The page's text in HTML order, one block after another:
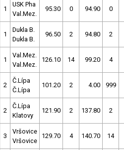
1
USK Pha
Val.Mez.
95.30 0 94.90 0
1
Dukla B.
Dukla B.
96.50 2 94.80 2
1
Val.Mez.
Val.Mez.
126.10 14 99.20 4
2
Č.Lípa
Č.Lípa
101.20 2 4.00 999
2
Č.Lípa
Klatovy
121.90 2 137.80 2
3
Vršovice
Vršovice
129.70 4 140.70 14